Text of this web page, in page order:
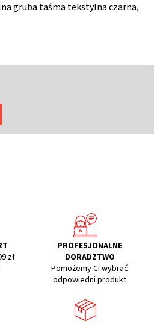
gruba taśma tekstylna czarna,
zł
PROFESJONALNE
DORADZTWO
Pomożemy Ci wybrać
odpowiedni produkt